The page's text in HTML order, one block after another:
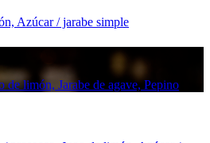
Azúcar / jarabe simple
limón, Jarabe de agave, Pepino